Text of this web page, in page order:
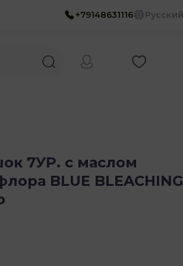
+79148631116 Русский
7УР. с маслом
BLUE BLEACHING